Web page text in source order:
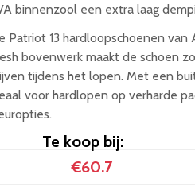
binnenzool een extra laag
Patriot 13 hardloopschoenen
bovenwerk maakt de schoen
tijdens het lopen. Met een
voor hardlopen op verharde
Te koop bij:
€60.7